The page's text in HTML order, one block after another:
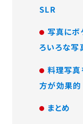
SLR
写真にボ
ろいろな写
料理写真
方が効果的
まとめ